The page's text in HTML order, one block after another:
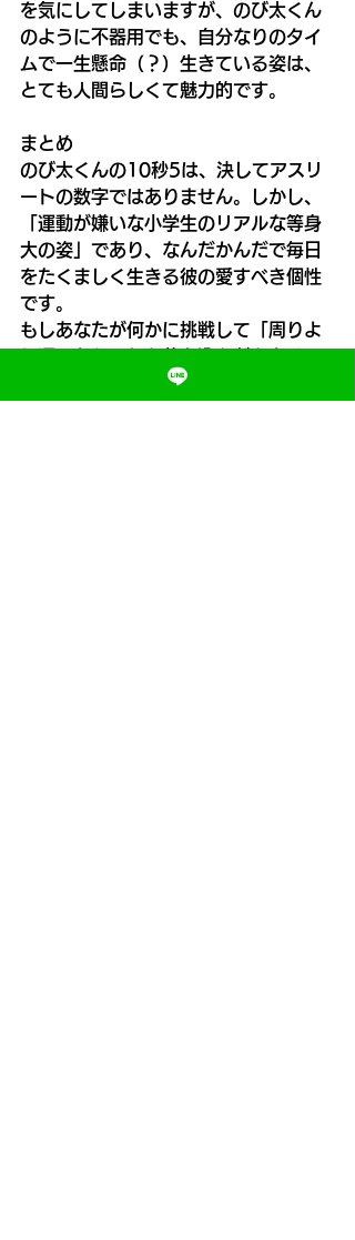
を気にしてしまいますが、のび太くん
のように不器用でも、自分なりのタイ
ムで一生懸命（？）生きている姿は、
とても人間らしくて魅力的です。
まとめ
のび太くんの10秒5は、決してアスリ
ートの数字ではありません。しかし、
「運動が嫌いな小学生のリアルな等身
大の姿」であり、なんだかんだで毎日
をたくましく生きる彼の愛すべき個性
です。
もしあなたが何かに挑戦して「周りよ
のび太くんの「10秒5」を思い出して